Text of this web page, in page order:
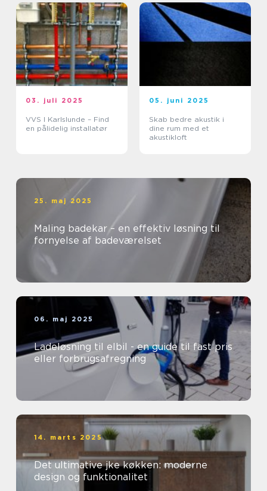
03. juli 2025
VVS I Karlslunde – Find
en pålidelig installatør
05. juni 2025
Skab bedre akustik i
dine rum med et
akustikloft
25. maj 2025
Maling badekar – en effektiv løsning til
fornyelse af badeværelset
06. maj 2025
Ladeløsning til elbil - en guide til fast pris
eller forbrugsafregning
14. marts 2025
Det ultimative jke køkken: moderne
design og funktionalitet